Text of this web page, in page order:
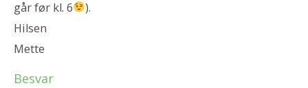
går før kl. 6
).
Hilsen
Mette
Besvar